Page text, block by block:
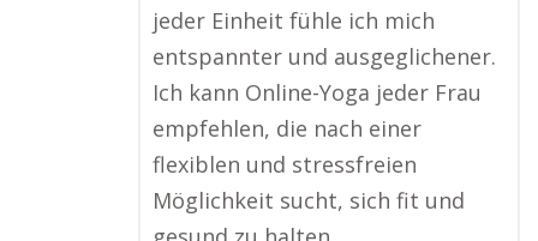
jeder Einheit fühle ich mich
entspannter und ausgeglichener.
Ich kann Online-Yoga jeder Frau
empfehlen, die nach einer
flexiblen und stressfreien
Möglichkeit sucht, sich fit und